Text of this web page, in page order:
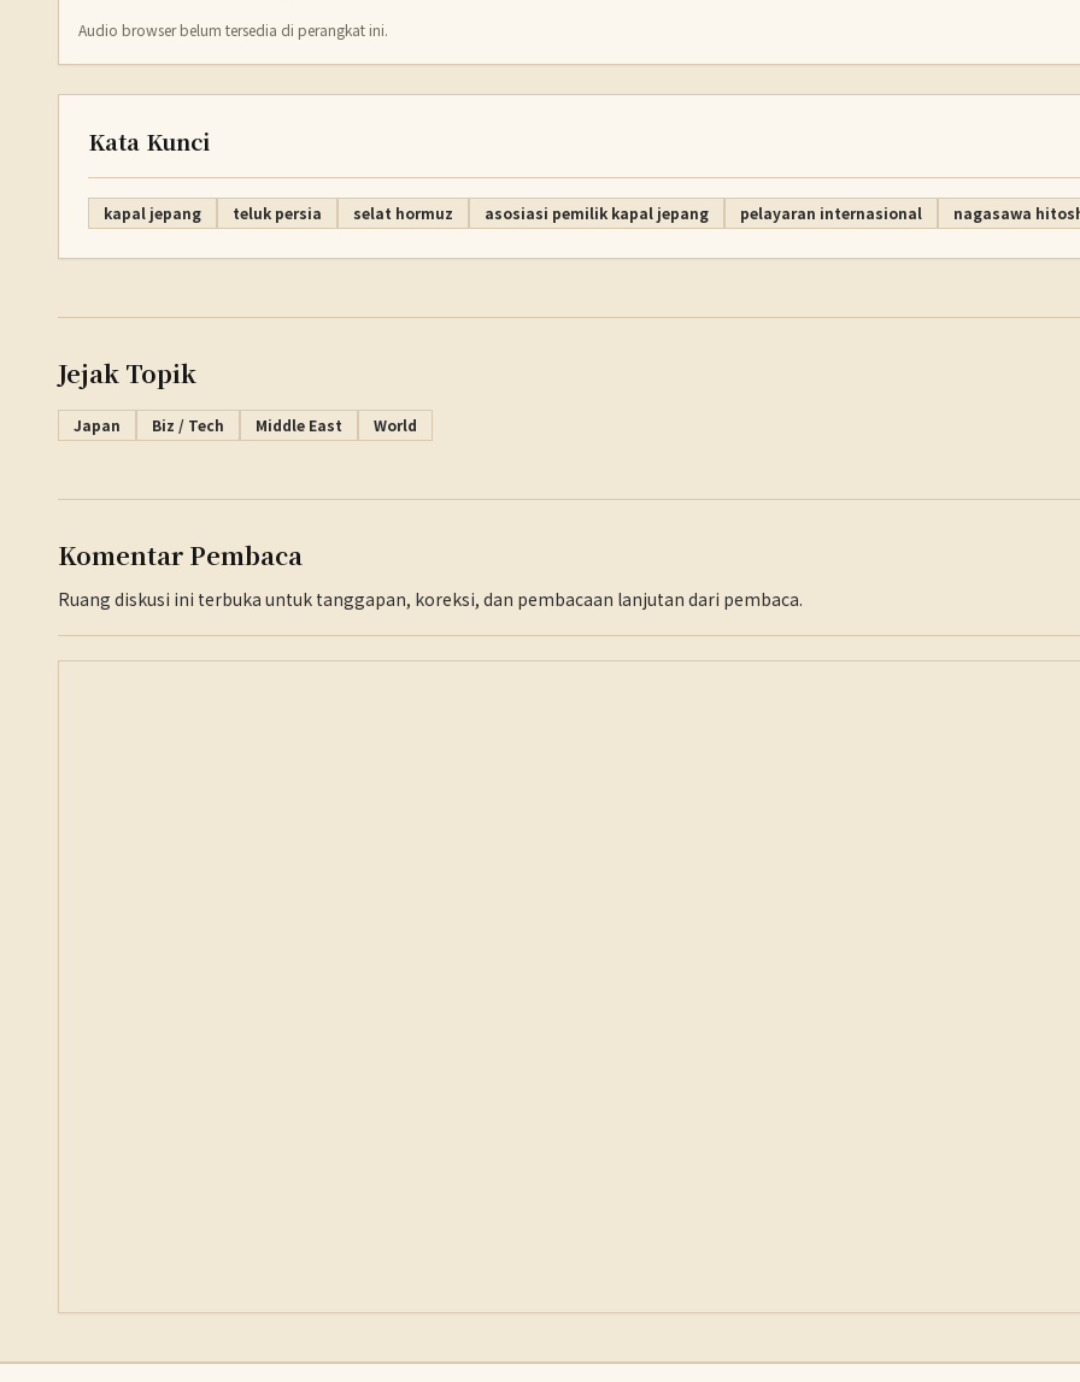
Audio browser belum tersedia di perangkat ini.
Kata Kunci
kapal jepang teluk persia selat hormuz asosiasi pemilik kapal jepang pelayaran internasional nagasawa
Jejak Topik
Japan Biz / Tech Middle East World
Komentar Pembaca
Ruang diskusi ini terbuka untuk tanggapan, koreksi, dan pembacaan lanjutan dari pembaca.